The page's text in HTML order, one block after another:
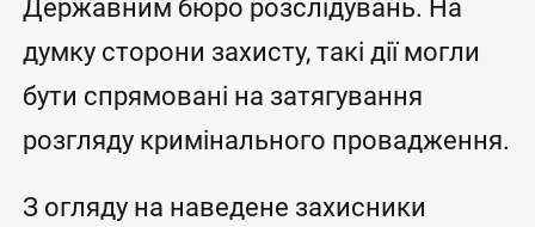
Державним бюро розслідувань. На
думку сторони захисту, такі дії могли
бути спрямовані на затягування
розгляду кримінального провадження.
З огляду на наведене захисники